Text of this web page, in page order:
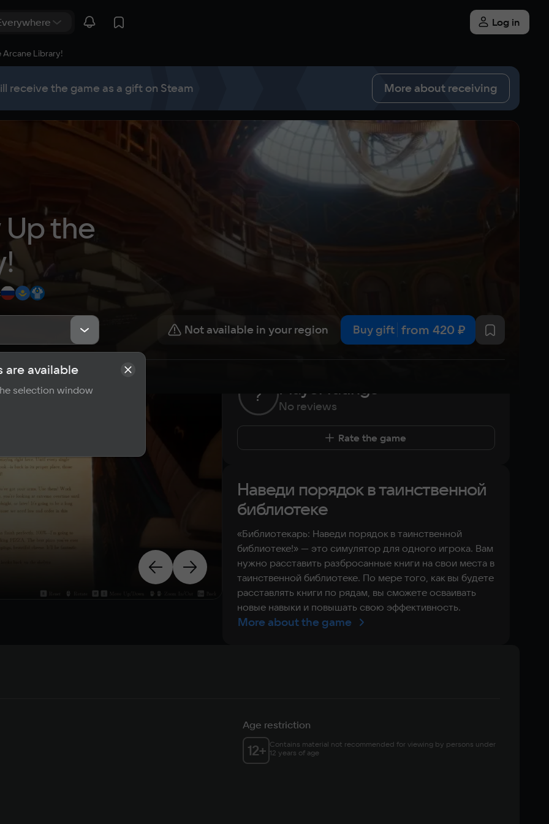
Log in
Arcane Library!
receive the game as a gift on Steam More about receiving
Up the
:
Not available in your region Buy gift from 420 ₽
Reviews
? Player ratings
No reviews
Rate the game
Наведи порядок в таинственной
библиотеке
«Библиотекарь: Наведи порядок в таинственной
библиотеке!» — это симулятор для одного игрока. Вам
нужно расставить разбросанные книги на свои места в
таинственной библиотеке. По мере того, как вы будете
расставлять книги по рядам, вы сможете осваивать
новые навыки и повышать свою эффективность.
More about the game
Age restriction
12+ Contains material not recommended for viewing by persons under
12 years of age
are available
selection window